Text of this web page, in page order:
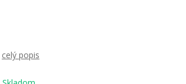
celý popis